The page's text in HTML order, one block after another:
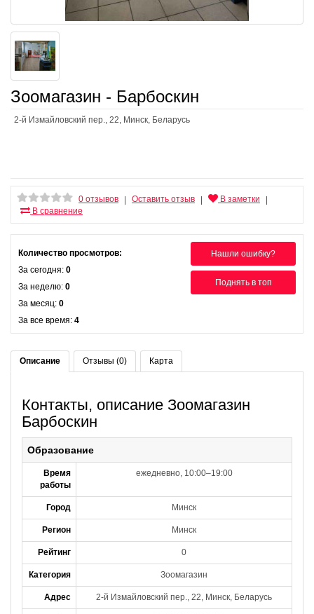
Зоомагазин - Барбоскин
2-й Измайловский пер., 22, Минск, Беларусь
0 отзывов Оставить отзыв В заметки
В сравнение
Нашли ошибку?
Поднять в топ
Количество просмотров:
За сегодня: 0
За неделю: 0
За месяц: 0
За все время: 4
Описание Отзывы (0) Карта
Контакты, описание Зоомагазин
Барбоскин
Образование
Время
работы
ежедневно, 10:00–19:00
Город Минск
Регион Минск
Рейтинг 0
Категория Зоомагазин
Адрес 2-й Измайловский пер., 22, Минск, Беларусь